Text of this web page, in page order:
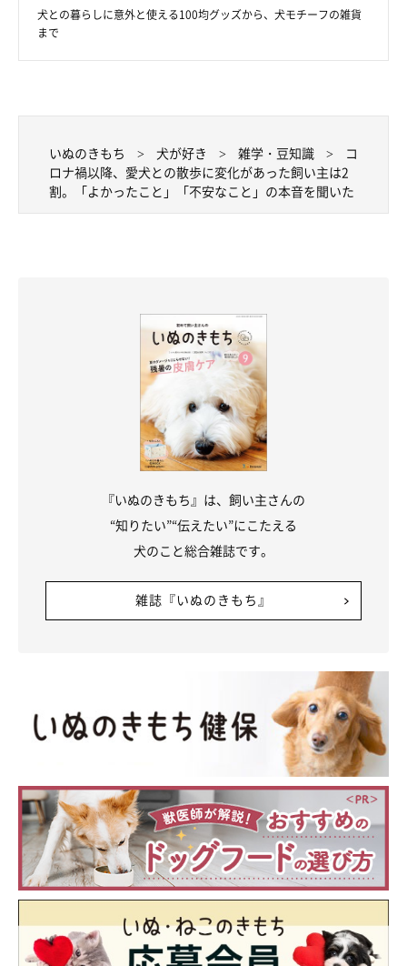
以前よりも散歩の回数・時間が減った人も
「散歩の回数が減った。あまり、他のワンちゃんと会わな
いコースを選んでいる」
「いつも散歩の時行く公園に子供や人が増え、以前ほど、
伸び伸びと公園を走りまわれなくなった」
「散歩ではありませんが、通っている近所のドックランが
臨時休業や時間短縮で、愛犬を思い切り走らせることがで
きなくなりました」
犬との暮らしに意外と使える100均グッズから、犬モチーフの雑貨
まで
いぬのきもち 犬が好き 雑学・豆知識
コ
ロナ禍以降、愛犬との散歩に変化があった飼い主は2
割。「よかったこと」「不安なこと」の本音を聞いた
『いぬのきもち』は、飼い主さんの
“知りたい”“伝えたい”にこたえる
犬のこと総合雑誌です。
雑誌『いぬのきもち』